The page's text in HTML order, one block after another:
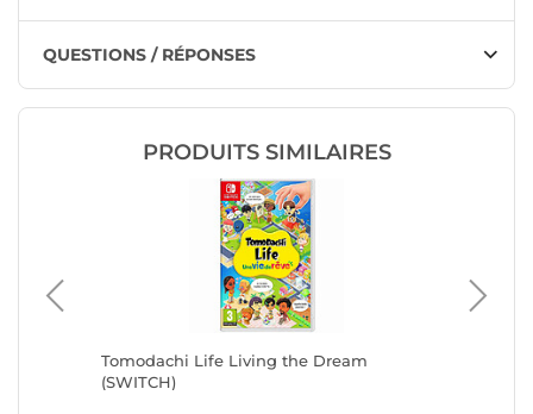
QUESTIONS / RÉPONSES
PRODUITS SIMILAIRES
Tomodachi Life Living the Dream
(SWITCH)